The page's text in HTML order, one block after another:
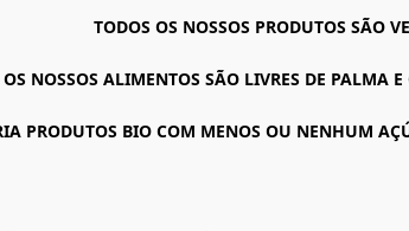
TODOS OS NOSSOS PRODUTOS SÃO
NOSSOS ALIMENTOS SÃO LIVRES DE PALMA
PRODUTOS BIO COM MENOS OU NENHUM